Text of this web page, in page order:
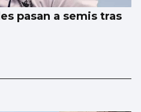
pasan a semis tras